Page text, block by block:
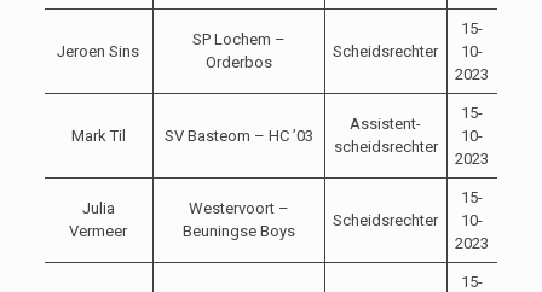
Jeroen Sins
SP Lochem –
Orderbos
Scheidsrechter
15-
10-
2023
Mark Til SV Basteom – HC ’03
Assistent-
scheidsrechter
15-
10-
2023
Julia
Vermeer
Westervoort –
Beuningse Boys
Scheidsrechter
15-
10-
2023
15-